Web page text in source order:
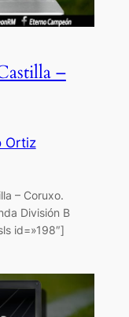
–
Ortiz
– Coruxo.
División B
id=»198″]